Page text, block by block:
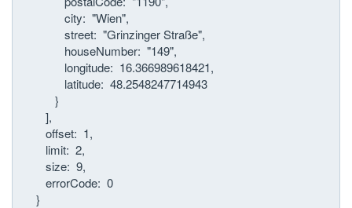
city: "Wien",
street: "Grinzinger Straße",
houseNumber: "149",
longitude: 16.366989618421,
latitude: 48.2548247714943
}
],
offset: 1,
limit: 2,
size: 9,
errorCode: 0
}